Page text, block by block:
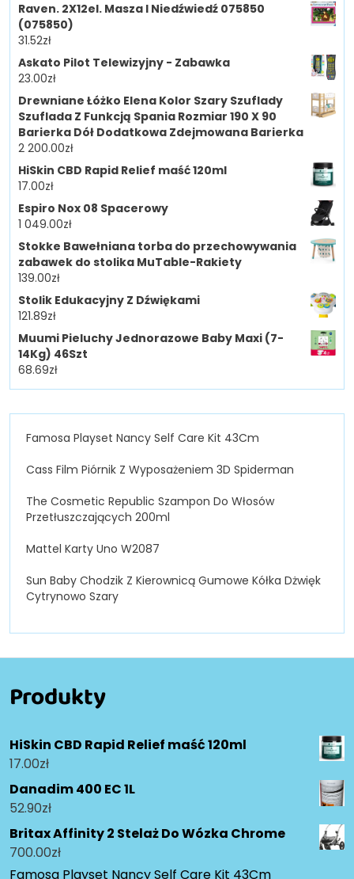
Raven. 2X12el. Masza I Niedźwiedź 075850
(075850)
31.52zł
Askato Pilot Telewizyjny - Zabawka
23.00zł
Drewniane Łóżko Elena Kolor Szary Szuflady
Szuflada Z Funkcją Spania Rozmiar 190 X 90
Barierka Dół Dodatkowa Zdejmowana Barierka
2 200.00zł
HiSkin CBD Rapid Relief maść 120ml
17.00zł
Espiro Nox 08 Spacerowy
1 049.00zł
Stokke Bawełniana torba do przechowywania
zabawek do stolika MuTable-Rakiety
139.00zł
Stolik Edukacyjny Z Dźwiękami
121.89zł
Muumi Pieluchy Jednorazowe Baby Maxi (7-
14Kg) 46Szt
68.69zł
Famosa Playset Nancy Self Care Kit 43Cm
Cass Film Piórnik Z Wyposażeniem 3D Spiderman
The Cosmetic Republic Szampon Do Włosów
Przetłuszczających 200ml
Mattel Karty Uno W2087
Sun Baby Chodzik Z Kierownicą Gumowe Kółka Dżwięk
Cytrynowo Szary
Produkty
HiSkin CBD Rapid Relief maść 120ml
17.00zł
Danadim 400 EC 1L
52.90zł
Britax Affinity 2 Stelaż Do Wózka Chrome
700.00zł
Famosa Playset Nancy Self Care Kit 43Cm